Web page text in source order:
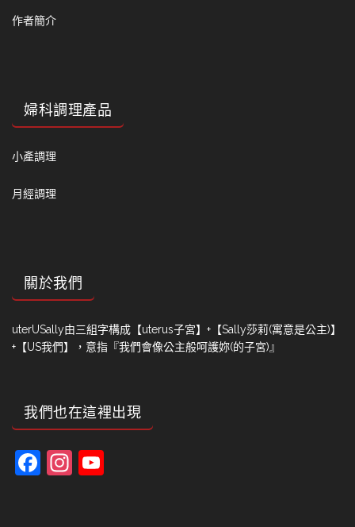
作者簡介
婦科調理產品
小產調理
月經調理
關於我們
uterUSally由三組字構成【uterus子宮】+【Sally莎莉(寓意是公主)】
+【US我們】，意指『我們會像公主般呵護妳(的子宮)』
我們也在這裡出現
Facebook
Instagram